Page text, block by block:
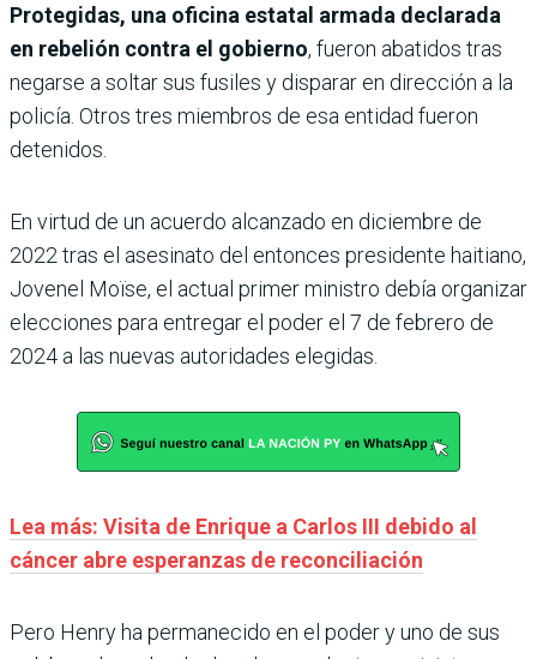
Protegidas, una oficina estatal armada declarada
en rebelión contra el gobierno, fueron abatidos tras
negarse a soltar sus fusiles y disparar en dirección a la
policía. Otros tres miembros de esa entidad fueron
detenidos.
En virtud de un acuerdo alcanzado en diciembre de
2022 tras el asesinato del entonces presidente haitiano,
Jovenel Moïse, el actual primer ministro debía organizar
elecciones para entregar el poder el 7 de febrero de
2024 a las nuevas autoridades elegidas.
Lea más: Visita de Enrique a Carlos III debido al
cáncer abre esperanzas de reconciliación
Pero Henry ha permanecido en el poder y uno de sus